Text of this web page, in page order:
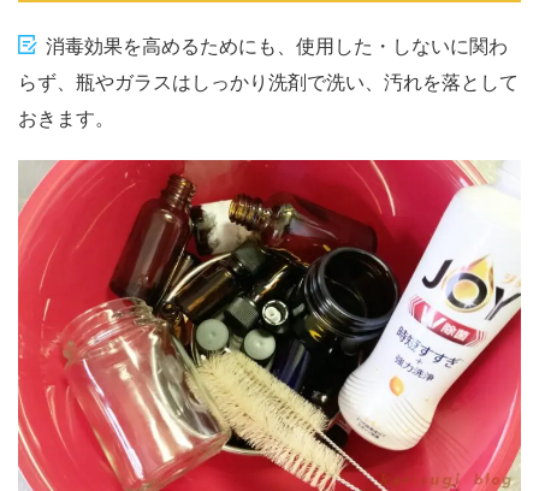
消毒効果を高めるためにも、使用した・しないに関わ
らず、瓶やガラスはしっかり洗剤で洗い、汚れを落として
おきます。